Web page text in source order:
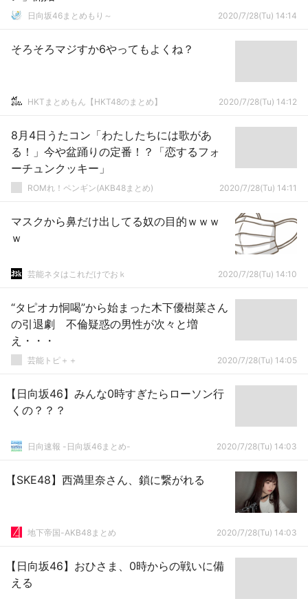
日向坂46まとめもり～ 2020/7/28(Tu) 14:14
そろそろマジすか6やってもよくね？
HKTまとめもん【HKT48のまとめ】 2020/7/28(Tu) 14:12
8月4日うたコン「わたしたちには歌があ
る！」今や盆踊りの定番！？「恋するフォ
ーチュンクッキー」
ROMれ！ペンギン(AKB48まとめ) 2020/7/28(Tu) 14:11
マスクから鼻だけ出してる奴の目的ｗｗｗ
ｗ
芸能ネタはこれだけでおｋ 2020/7/28(Tu) 14:10
“タピオカ恫喝”から始まった木下優樹菜さん
の引退劇 不倫疑惑の男性が次々と増
え・・・
芸能トピ＋＋ 2020/7/28(Tu) 14:05
【日向坂46】みんな0時すぎたらローソン行
くの？？？
日向速報 -日向坂46まとめ- 2020/7/28(Tu) 14:03
【SKE48】西満里奈さん、鎖に繋がれる
地下帝国-AKB48まとめ 2020/7/28(Tu) 14:03
【日向坂46】おひさま、0時からの戦いに備
える